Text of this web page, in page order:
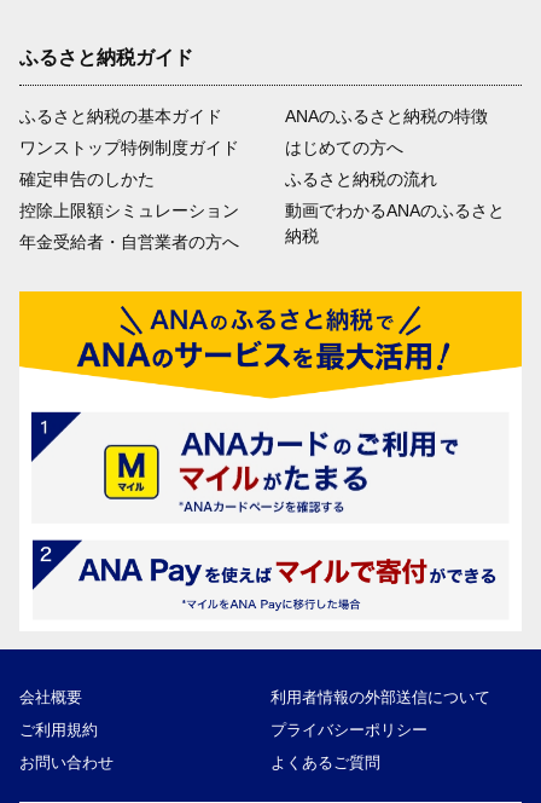
ふるさと納税ガイド
ふるさと納税の基本ガイド
ワンストップ特例制度ガイド
確定申告のしかた
控除上限額シミュレーション
年金受給者・自営業者の方へ
ANAのふるさと納税の特徴
はじめての方へ
ふるさと納税の流れ
動画でわかるANAのふるさと
納税
会社概要
利用者情報の外部送信について
ご利用規約
プライバシーポリシー
お問い合わせ
よくあるご質問